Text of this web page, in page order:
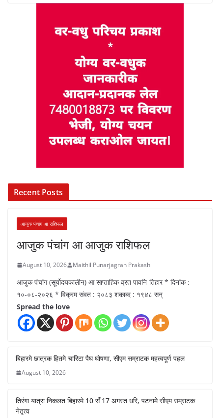
Recent Posts
आजुक पंचांग आ राशिफल
आजुक पंचांग आ आजुक राशिफल
August 10, 2026 Maithil Punarjagran Prakash
आजुक पंचांग (सूर्योदयकालीन) आ साप्ताहिक व्रत पावनि-तिहार * दिनांक :
१०-०८-२०२६ * विक्रम संवत : २०८३ शकाब्द : १९४८ सन्
Spread the love
बिहारमे छात्रक हितमे चारिटा पैघ घोषणा, सीएम सम्राटक महत्वपूर्ण पहल
August 10, 2026
तिरंगा यात्रा निकलत बिहारमे 10 सँ 17 अगस्त धरि, पटनामे सीएम सम्राटक
नेतृत्व